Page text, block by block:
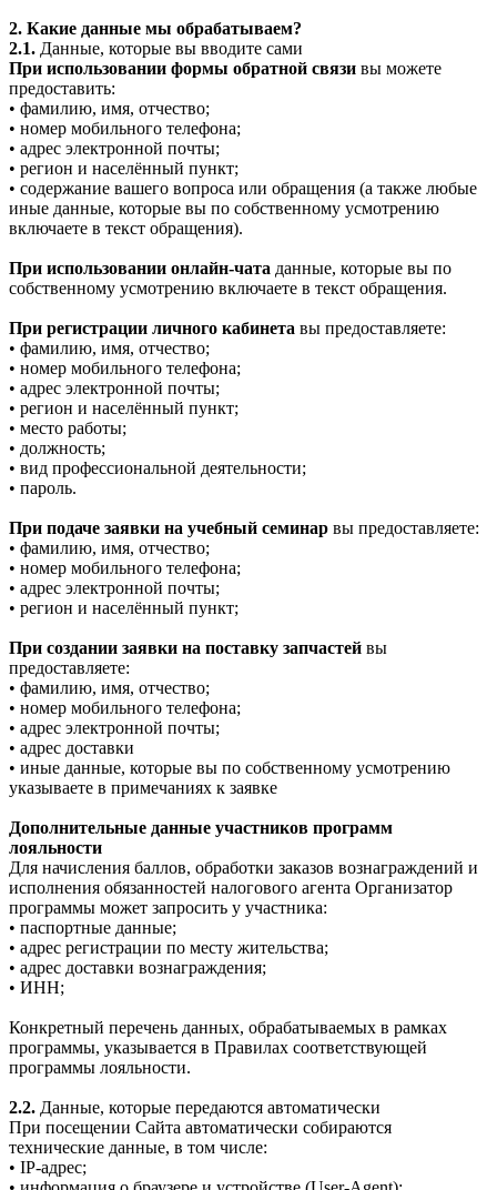
2. Какие данные мы обрабатываем?
2.1. Данные, которые вы вводите сами
При использовании формы обратной связи вы можете
предоставить:
• фамилию, имя, отчество;
• номер мобильного телефона;
• адрес электронной почты;
• регион и населённый пункт;
• содержание вашего вопроса или обращения (а также любые
иные данные, которые вы по собственному усмотрению
включаете в текст обращения).
При использовании онлайн-чата данные, которые вы по
собственному усмотрению включаете в текст обращения.
При регистрации личного кабинета вы предоставляете:
• фамилию, имя, отчество;
• номер мобильного телефона;
• адрес электронной почты;
• регион и населённый пункт;
• место работы;
• должность;
• вид профессиональной деятельности;
• пароль.
При подаче заявки на учебный семинар вы предоставляете:
• фамилию, имя, отчество;
• номер мобильного телефона;
• адрес электронной почты;
• регион и населённый пункт;
При создании заявки на поставку запчастей вы
предоставляете:
• фамилию, имя, отчество;
• номер мобильного телефона;
• адрес электронной почты;
• адрес доставки
• иные данные, которые вы по собственному усмотрению
указываете в примечаниях к заявке
Дополнительные данные участников программ
лояльности
Для начисления баллов, обработки заказов вознаграждений и
исполнения обязанностей налогового агента Организатор
программы может запросить у участника:
• паспортные данные;
• адрес регистрации по месту жительства;
• адрес доставки вознаграждения;
• ИНН;
Конкретный перечень данных, обрабатываемых в рамках
программы, указывается в Правилах соответствующей
программы лояльности.
2.2. Данные, которые передаются автоматически
При посещении Сайта автоматически собираются
технические данные, в том числе:
• IP-адрес;